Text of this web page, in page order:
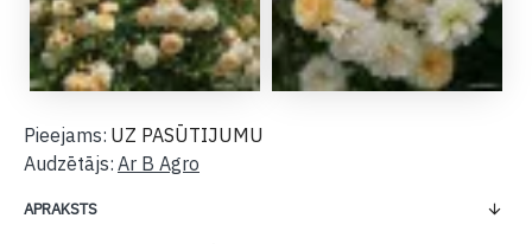
APRAKSTS
Pieejams: UZ PASŪTIJUMU
Audzētājs: Ar B Agro